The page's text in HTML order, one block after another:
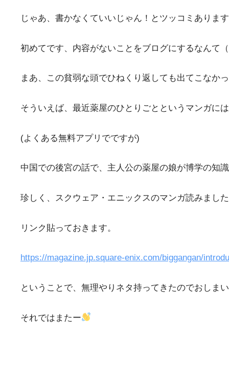
じゃあ、書かなくていいじゃん！とツッコミありま
初めてです、内容がないことをブログにするなんて
まあ、この貧弱な頭でひねくり返しても出てこなか
そういえば、最近薬屋のひとりごとというマンガに
(よくある無料アプリでですが)
中国での後宮の話で、主人公の薬屋の娘が博学の知
珍しく、スクウェア・エニックスのマンガ読みまし
リンク貼っておきます。
https://magazine.jp.square-enix.com/biggangan/
ということで、無理やりネタ持ってきたのでおしま
それではまたー